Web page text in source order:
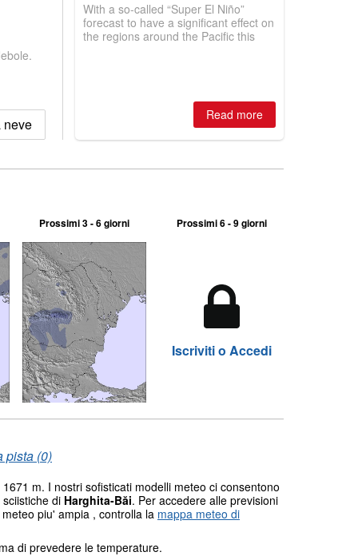
neve
With a so-called “Super El Niño”
forecast to have a significant effect on
the regions around the Pacific this
Read more
Prossimi 3 - 6 giorni Prossimi 6 - 9 giorni
Iscriviti o Accedi
pista (0)
m. I nostri sofisticati modelli meteo ci consentono
di Harghita-Băi. Per accedere alle previsioni
piu' ampia , controlla la mappa meteo di
di prevedere le temperature.